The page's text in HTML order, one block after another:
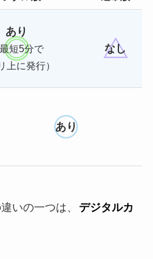
あり
最短5分で
上に発行）
なし
あり
いの一つは、
デジタルカ